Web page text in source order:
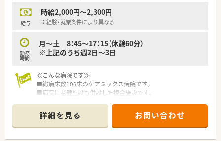
給与
時給2,000円～2,300円
※経験・就業条件により異なる
勤務
時間
月～土 8：45～17：15（休憩60分）
※上記のうち週2日～3日
≪こんな病院です≫
■総病床数106床のケアミックス病院です。
■病院に老健施設も併設した複合施設です。
をモノレールが走っております。
■働きやすく子育てしやすい企業として、横浜市から認定を受け
ています。
詳細を見る お問い合わせ